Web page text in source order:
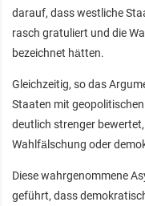
darauf, dass westliche
rasch gratuliert und die
bezeichnet hätten.
Gleichzeitig, so das
Staaten mit
deutlich strenger
Wahlfälschung oder
Diese wahrgenommene
geführt, dass